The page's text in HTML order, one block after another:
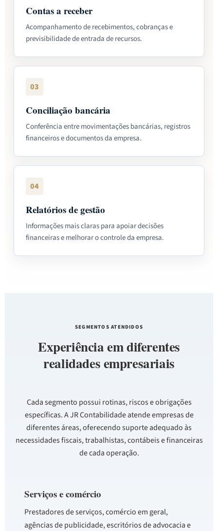
Contas a receber
Acompanhamento de recebimentos, cobranças e
previsibilidade de entrada de recursos.
03
Conciliação bancária
Conferência entre movimentações bancárias, registros
financeiros e documentos da empresa.
04
Relatórios de gestão
Informações mais claras para apoiar decisões
financeiras e melhorar o controle da empresa.
SEGMENTOS ATENDIDOS
Experiência em diferentes
realidades empresariais
Cada segmento possui rotinas, riscos e obrigações
específicas. A JR Contabilidade atende empresas de
diferentes áreas, oferecendo suporte adequado às
necessidades fiscais, trabalhistas, contábeis e financeiras
de cada operação.
Serviços e comércio
Prestadores de serviços, comércio em geral,
agências de publicidade, escritórios de advocacia e